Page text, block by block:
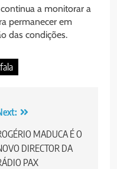
a monitorar a
permanecer em
das condições.
MADUCA É O
DIRECTOR DA
PAX